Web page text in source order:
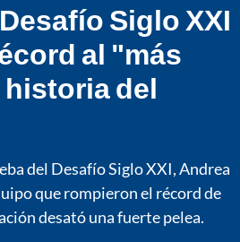
Siglo XXI
al "más
del
del Desafío Siglo XXI, Andrea
que rompieron el récord de
desató una fuerte pelea.